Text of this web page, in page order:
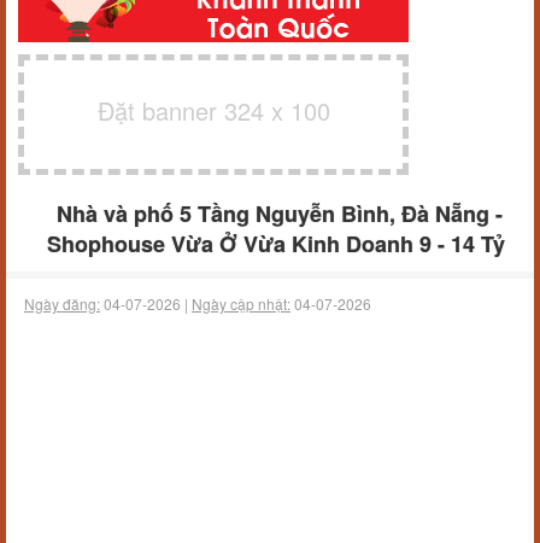
Đặt banner 324 x 100
Nhà và phố 5 Tầng Nguyễn Bình, Đà Nẵng -
Shophouse Vừa Ở Vừa Kinh Doanh 9 - 14 Tỷ
Ngày đăng:04-07-2026 | Ngày cập nhật:04-07-2026